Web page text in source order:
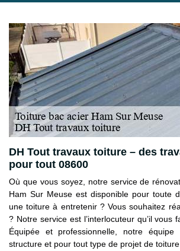
DH Tout travaux toiture – des
pour tout 08600
Où que vous soyez, notre service de
Ham Sur Meuse est disponible pour toute
une toiture à entretenir ? Vous souhaitez
? Notre service est l’interlocuteur qu’il vous
Équipée et professionnelle, notre
structure et pour tout type de projet de